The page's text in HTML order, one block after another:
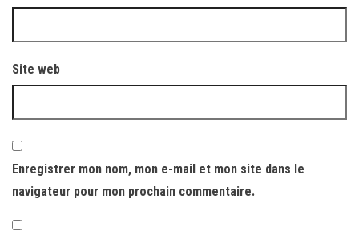
Site web
Enregistrer mon nom, mon e-mail et mon site dans le
navigateur pour mon prochain commentaire.